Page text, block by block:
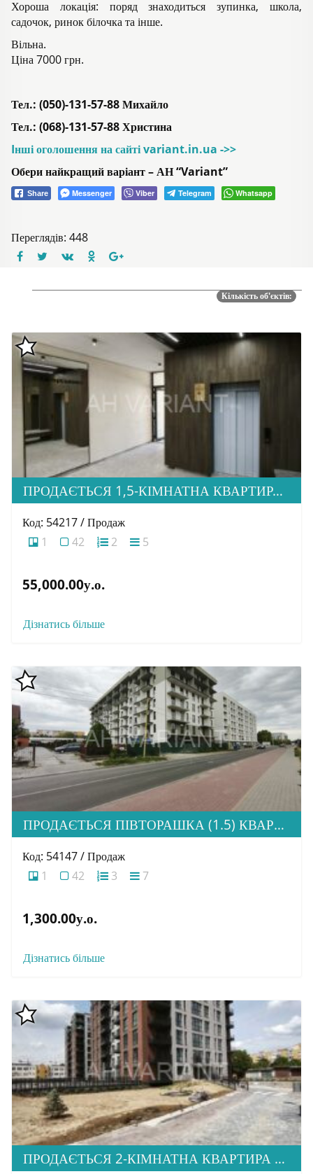
Хороша локація: поряд знаходиться зупинка, школа,
садочок, ринок білочка та інше.
Вільна.
Ціна 7000 грн.
Тел.: (050)-131-57-88 Михайло
Тел.: (068)-131-57-88 Христина
Iнші оголошення на сайті variant.in.ua ->>
Обери найкращий варіант – АН “Variant”
Share Messenger Viber Telegram Whatsapp
Переглядів: 448
Кількість об'єктів:
ПРОДАЄТЬСЯ 1,5-КІМНАТНА КВАРТИРА В НОВОБУДОВІ ЖК «ЗАГОРСЬКА»
Код: 54217 / Продаж
1
42 2 5
55,000.00у.о.
Дізнатись більше
ПРОДАЄТЬСЯ ПІВТОРАШКА (1.5) КВАРТИРА З ІДЕАЛЬНОЮ ЛОКАЦІЄЮ, ЖК HOME
Код: 54147 / Продаж
1
42 3 7
1,300.00у.о.
Дізнатись більше
ПРОДАЄТЬСЯ 2-КІМНАТНА КВАРТИРА В М. УЖГОРОД, ВУЛ. ТЛЕХАСА 19, ЖК “WEST TOWERS”